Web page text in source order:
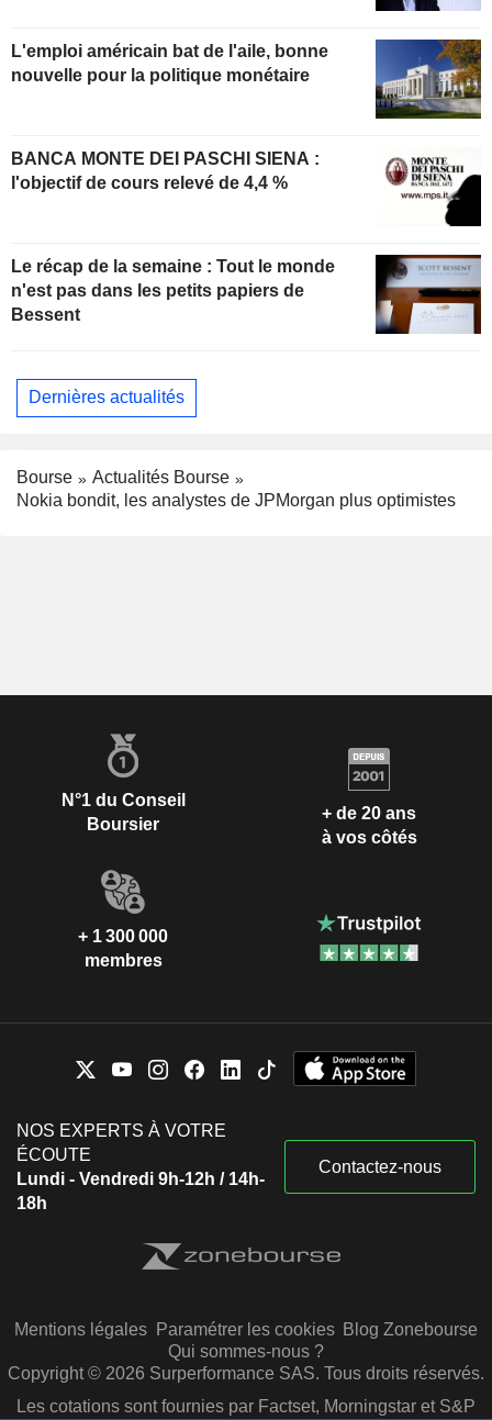
L'emploi américain bat de l'aile, bonne
nouvelle pour la politique monétaire
BANCA MONTE DEI PASCHI SIENA :
l'objectif de cours relevé de 4,4 %
Le récap de la semaine : Tout le monde
n'est pas dans les petits papiers de
Bessent
Dernières actualités
Bourse
Actualités Bourse
Nokia bondit, les analystes de JPMorgan plus optimistes
N°1 du Conseil
Boursier
+ de 20 ans
à vos côtés
+ 1 300 000
membres
NOS EXPERTS À VOTRE
ÉCOUTE
Lundi - Vendredi 9h-12h / 14h-
18h
Contactez-nous
Mentions légales Paramétrer les cookies Blog Zonebourse
Qui sommes-nous ?
Copyright © 2026 Surperformance SAS. Tous droits réservés.
Les cotations sont fournies par Factset, Morningstar et S&P